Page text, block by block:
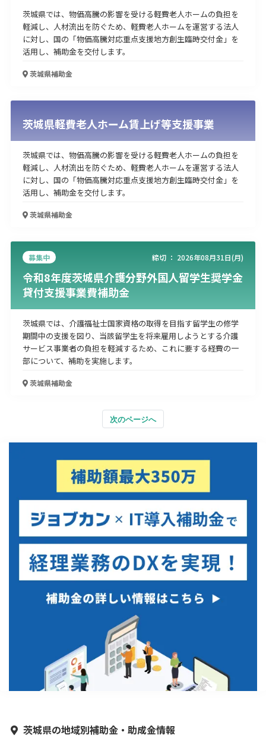
茨城県では、物価高騰の影響を受ける軽費老人ホームの負担を
軽減し、人材流出を防ぐため、軽費老人ホームを運営する法人
に対し、国の「物価高騰対応重点支援地方創生臨時交付金」を
活用し、補助金を交付します。
茨城県補助金
茨城県軽費老人ホーム賃上げ等支援事業
茨城県では、物価高騰の影響を受ける軽費老人ホームの負担を
軽減し、人材流出を防ぐため、軽費老人ホームを運営する法人
に対し、国の「物価高騰対応重点支援地方創生臨時交付金」を
活用し、補助金を交付します。
茨城県補助金
募集中 締切 ： 2026年08月31日(月)
令和8年度茨城県介護分野外国人留学生奨学金
貸付支援事業費補助金
茨城県では、介護福祉士国家資格の取得を目指す留学生の修学
期間中の支援を図り、当該留学生を将来雇用しようとする介護
サービス事業者の負担を軽減するため、これに要する経費の一
部について、補助を実施します。
茨城県補助金
次のページへ
茨城県の地域別補助金・助成金情報